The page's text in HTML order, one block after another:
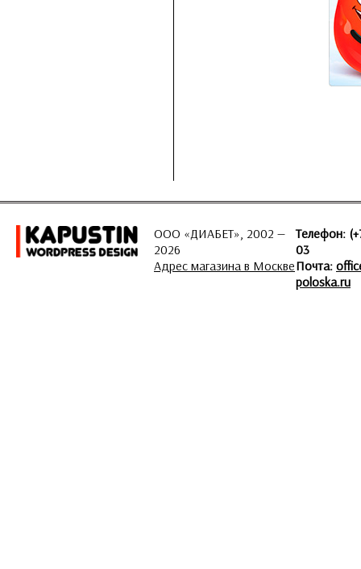
ООО «ДИАБЕТ», 2002 —
2026
Адрес магазина в Москве
Телефон:
03
Почта:
poloska.ru